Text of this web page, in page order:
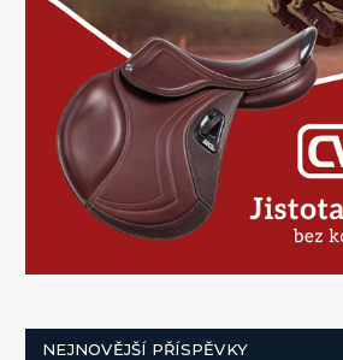
NEJNOVĚJŠÍ PŘÍSPĚVKY